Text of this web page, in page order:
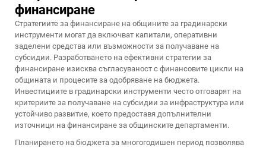
финансиране
Стратегиите за финансиране на общините за градинарски
инструменти могат да включват капитали, оперативни
заделени средства или възможности за получаване на
субсидии. Разработването на ефективни стратегии за
финансиране изисква съгласуваност с финансовите цикли на
общината и процесите за одобряване на бюджета.
Инвестициите в градинарски инструменти често отговарят на
критериите за получаване на субсидии за инфраструктура или
устойчиво развитие, което предоставя допълнителни
източници на финансиране за общинските департаменти.
Планирането на бюджета за многогодишен период позволява